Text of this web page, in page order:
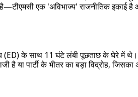
एक 'अविभाज्य' राजनीतिक इकाई
(ED) के साथ 11 घंटे लंबी पूछताछ के घेरे में
है या पार्टी के भीतर का बड़ा विद्रोह,